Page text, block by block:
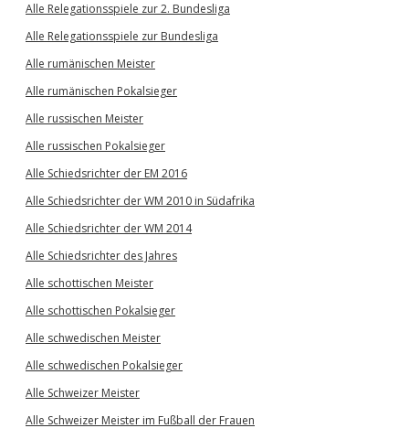
Alle Relegationsspiele zur 2. Bundesliga
Alle Relegationsspiele zur Bundesliga
Alle rumänischen Meister
Alle rumänischen Pokalsieger
Alle russischen Meister
Alle russischen Pokalsieger
Alle Schiedsrichter der EM 2016
Alle Schiedsrichter der WM 2010 in Südafrika
Alle Schiedsrichter der WM 2014
Alle Schiedsrichter des Jahres
Alle schottischen Meister
Alle schottischen Pokalsieger
Alle schwedischen Meister
Alle schwedischen Pokalsieger
Alle Schweizer Meister
Alle Schweizer Meister im Fußball der Frauen